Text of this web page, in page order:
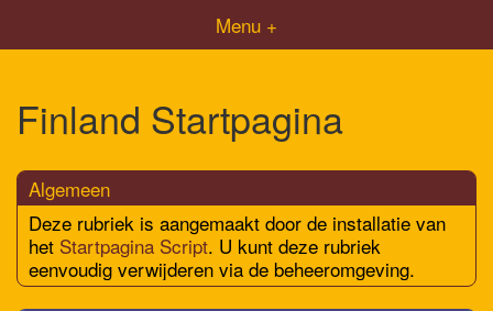
Menu +
Finland Startpagina
Algemeen
Deze rubriek is aangemaakt door de installatie van
het Startpagina Script. U kunt deze rubriek
eenvoudig verwijderen via de beheeromgeving.